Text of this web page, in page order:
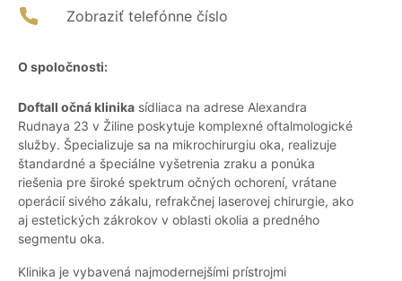
Zobraziť telefónne číslo
O spoločnosti:
Doftall očná klinika sídliaca na adrese Alexandra
Rudnaya 23 v Žiline poskytuje komplexné oftalmologické
služby. Špecializuje sa na mikrochirurgiu oka, realizuje
štandardné a špeciálne vyšetrenia zraku a ponúka
riešenia pre široké spektrum očných ochorení, vrátane
operácií sivého zákalu, refrakčnej laserovej chirurgie, ako
aj estetických zákrokov v oblasti okolia a predného
segmentu oka.
Klinika je vybavená najmodernejšími prístrojmi